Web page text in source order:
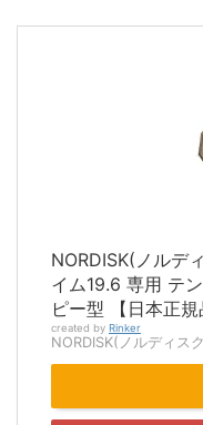
NORDISK(ノルデ
イム19.6 専用 テ
ピー型 【日本正
created by Rinker
NORDISK(ノルディス